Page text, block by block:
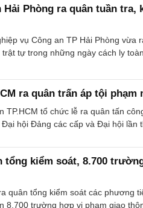
Đại hội Đảng các cấp và Đại hội lần
tổng kiểm soát, 8.700
8.700 trường hợp vi phạm giao
Công an Đắk Lắk ra
Zalo